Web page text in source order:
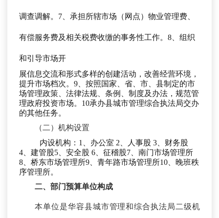
调查调解。7、承担所辖市场（网点）物业管理费、
有偿服务费及相关税费收缴的事务性工作。8、组织
和引导市场开
展信息交流和形式多样的创建活动，改善经营环境，
提升市场档次。 9、按照国家、省、市、县制定的市
场管理政策、法律法规、条例、制度及办法，规范管
理政府投资市场。10承办县城市管理综合执法局交办
的其他任务。
（二）机构设置
内设机构： 1、办公室 2、人事股 3、财务股
4、建管股5、安全股 6、征稽股7、 南门市场管理所
8、 桥东市场管理所9、 青年路市场管理所10、晚班秩
序管理所。
二、 部门预算单位构成
本单位是华容县城市管理和综合执法局二级机